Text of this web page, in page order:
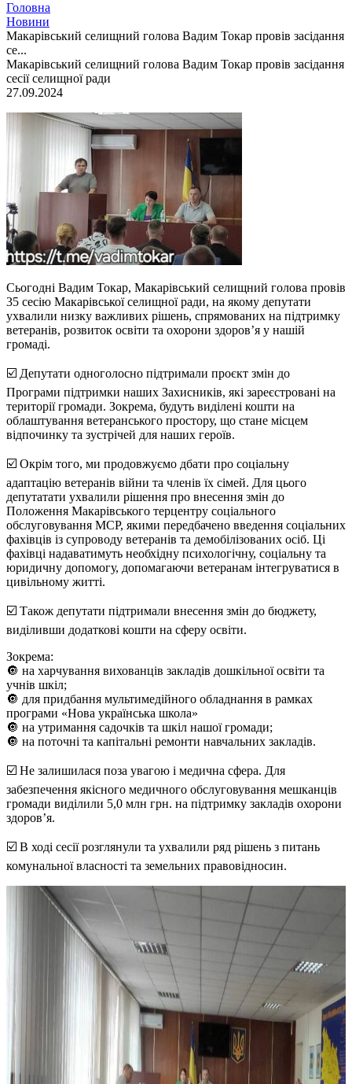
Головна
Новини
Макарівський селищний голова Вадим Токар провів засідання
се...
Макарівський селищний голова Вадим Токар провів засідання
сесії селищної ради
27.09.2024
Сьогодні Вадим Токар, Макарівський селищний голова провів
35 сесію Макарівської селищної ради, на якому депутати
ухвалили низку важливих рішень, спрямованих на підтримку
ветеранів, розвиток освіти та охорони здоров’я у нашій
громаді.
☑️ Депутати одноголосно підтримали проєкт змін до
Програми підтримки наших Захисників, які зареєстровані на
території громади. Зокрема, будуть виділені кошти на
облаштування ветеранського простору, що стане місцем
відпочинку та зустрічей для наших героїв.
☑️ Окрім того, ми продовжуємо дбати про соціальну
адаптацію ветеранів війни та членів їх сімей. Для цього
депутатати ухвалили рішення про внесення змін до
Положення Макарівського терцентру соціального
обслуговування МСР, якими передбачено введення соціальних
фахівців із супроводу ветеранів та демобілізованих осіб. Ці
фахівці надаватимуть необхідну психологічну, соціальну та
юридичну допомогу, допомагаючи ветеранам інтегруватися в
цивільному житті.
☑️ Також депутати підтримали внесення змін до бюджету,
виділивши додаткові кошти на сферу освіти.
Зокрема:
🔘 на харчування вихованців закладів дошкільної освіти та
учнів шкіл;
🔘 для придбання мультимедійного обладнання в рамках
програми «Нова українська школа»
🔘 на утримання садочків та шкіл нашої громади;
🔘 на поточні та капітальні ремонти навчальних закладів.
☑️ Не залишилася поза увагою і медична сфера. Для
забезпечення якісного медичного обслуговування мешканців
громади виділили 5,0 млн грн. на підтримку закладів охорони
здоров’я.
☑️ В ході сесії розглянули та ухвалили ряд рішень з питань
комунальної власності та земельних правовідносин.